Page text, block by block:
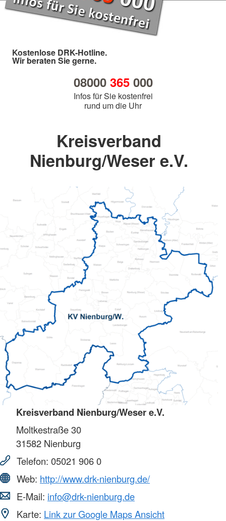
Kostenlose DRK-Hotline.
Wir beraten Sie gerne.
08000 365000
Infos für Sie kostenfrei
rund um die Uhr
Kreisverband
Nienburg/Weser e.V.
Kreisverband Nienburg/Weser e.V.
Moltkestraße 30
31582 Nienburg
Telefon: 05021 906 0
Web: http://www.drk-nienburg.de/
E-Mail: info@drk-nienburg.de
Karte: Link zur Google Maps Ansicht